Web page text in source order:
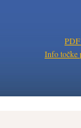
Info točke